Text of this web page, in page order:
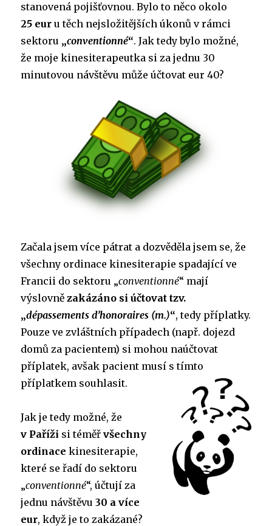
stanovená pojišťovnou. Bylo to něco okolo
25 eur u těch nejsložitějších úkonů v rámci
sektoru „conventionné“. Jak tedy bylo možné,
že moje kinesiterapeutka si za jednu 30
minutovou návštěvu může účtovat eur 40?
Začala jsem více pátrat a dozvěděla jsem se, že
všechny ordinace kinesiterapie spadající ve
Francii do sektoru „conventionné“ mají
výslovnězakázáno si účtovat tzv.
„dépassements d’honoraires (m.)“, tedy příplatky.
Pouze ve zvláštních případech (např. dojezd
domů za pacientem) si mohou naúčtovat
příplatek, avšak pacient musí s tímto
příplatkem souhlasit.
Jak je tedy možné, že
v Paříži si téměřvšechny
ordinace kinesiterapie,
které se řadí do sektoru
„conventionné“, účtují za
jednu návštěvu30 a více
eur, když je to zakázané?